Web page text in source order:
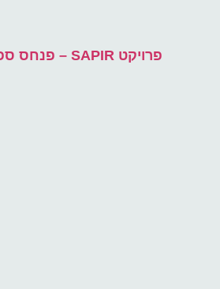
פרויקט SAPIR – פנחס ספיר 1-7, אזור